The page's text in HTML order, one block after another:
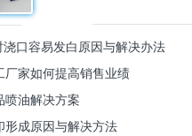
口容易发白原因与解决办法
厂家如何提高销售业绩
喷油解决方案
形成原因与解决方法